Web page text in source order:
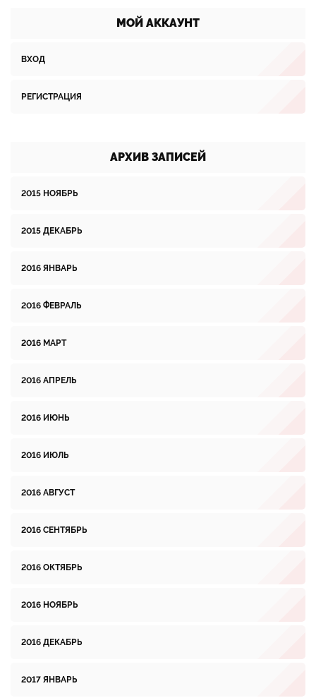
МОЙ АККАУНТ
ВХОД
РЕГИСТРАЦИЯ
АРХИВ ЗАПИСЕЙ
2015 НОЯБРЬ
2015 ДЕКАБРЬ
2016 ЯНВАРЬ
2016 ФЕВРАЛЬ
2016 МАРТ
2016 АПРЕЛЬ
2016 ИЮНЬ
2016 ИЮЛЬ
2016 АВГУСТ
2016 СЕНТЯБРЬ
2016 ОКТЯБРЬ
2016 НОЯБРЬ
2016 ДЕКАБРЬ
2017 ЯНВАРЬ